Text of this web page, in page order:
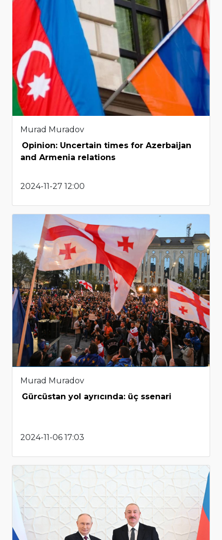
Murad Muradov
Opinion: Uncertain times for Azerbaijan
and Armenia relations
2024-11-27 12:00
Murad Muradov
Gürcüstan yol ayrıcında: üç ssenari
2024-11-06 17:03